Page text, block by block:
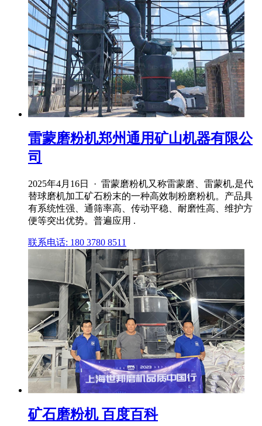
雷蒙磨粉机郑州通用矿山机器有限公
司
2025年4月16日 · 雷蒙磨粉机又称雷蒙磨、雷蒙机,是代
替球磨机加工矿石粉末的一种高效制粉磨粉机。产品具
有系统性强、通筛率高、传动平稳、耐磨性高、维护方
便等突出优势。普遍应用 .
联系电话: 180 3780 8511
矿石磨粉机 百度百科